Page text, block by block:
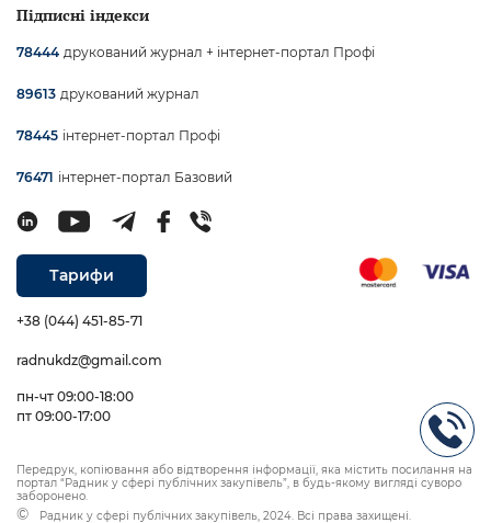
Підписні індекси
78444 друкований журнал + інтернет-портал Профі
89613 друкований журнал
78445 інтернет-портал Профі
76471 інтернет-портал Базовий
Тарифи
+38 (044) 451-85-71
radnukdz@gmail.com
пн-чт 09:00-18:00
пт 09:00-17:00
Передрук, копіювання або відтворення інформації, яка містить посилання на
портал “Радник у сфері публічних закупівель”, в будь-якому вигляді суворо
заборонено.
Радник у сфері публічних закупівель, 2024. Всі права захищені.